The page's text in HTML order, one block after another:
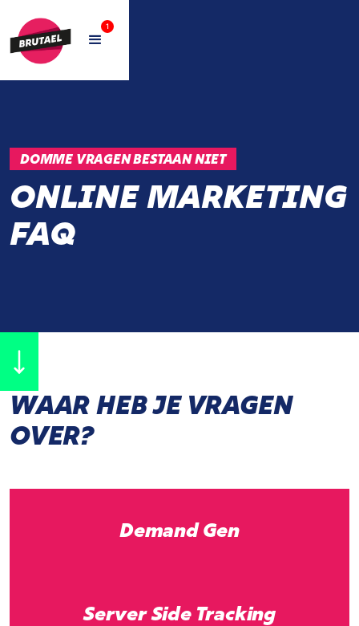
1
DOMME VRAGEN BESTAAN NIET
ONLINE MARKETING
FAQ
WAAR HEB JE VRAGEN
OVER?
Demand Gen
Server Side Tracking